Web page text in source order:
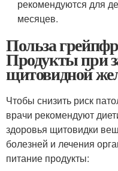
рекомендуются для
месяцев.
Польза
Продукты при
щитовидной
Чтобы снизить риск
врачи рекомендуют
здоровья щитовидки
болезней и лечения
питание продукты: